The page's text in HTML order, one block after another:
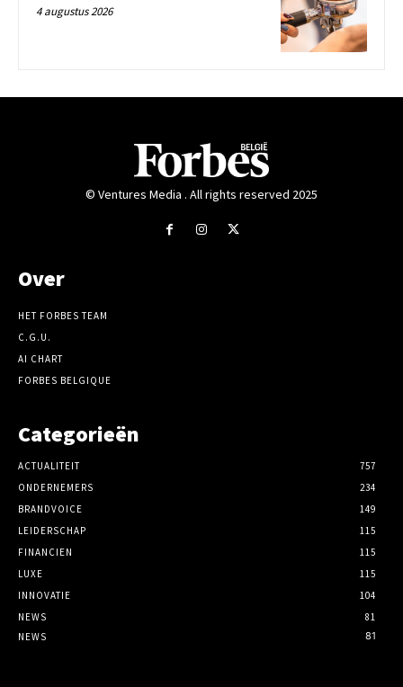
4 augustus 2026
© Ventures Media . All rights reserved 2025
Over
HET FORBES TEAM
C.G.U.
AI CHART
FORBES BELGIQUE
Categorieën
ACTUALITEIT
757
ONDERNEMERS
234
BRANDVOICE
149
LEIDERSCHAP
115
FINANCIEN
115
LUXE
115
INNOVATIE
104
NEWS
81
NEWS
81